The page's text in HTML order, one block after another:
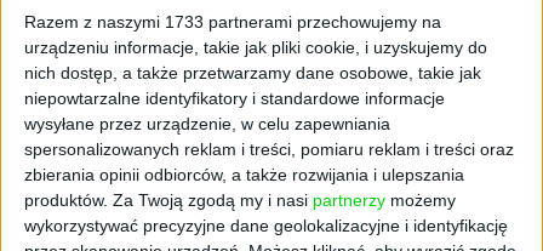
Razem z naszymi 1733 partnerami przechowujemy na
urządzeniu informacje, takie jak pliki cookie, i uzyskujemy do
nich dostęp, a także przetwarzamy dane osobowe, takie jak
niepowtarzalne identyfikatory i standardowe informacje
wysyłane przez urządzenie, w celu zapewniania
spersonalizowanych reklam i treści, pomiaru reklam i treści oraz
zbierania opinii odbiorców, a także rozwijania i ulepszania
produktów. Za Twoją zgodą my i nasi partnerzy możemy
wykorzystywać precyzyjne dane geolokalizacyjne i identyfikację
Od 2019 roku inhire.io publikuje raport IT
Market Snapshot, cyklicznie podsumowujący
sytuację branży IT, skupiając szczególną
uwagę na sytuacji zarobkowej. Z danych
opublikowanych w ostatnim zestawieniu
wynika, że pozycja IT na rynku jest wciąż
silna, a tendencja wzrostowa - zarówno w
zakresie liczby publikowanych ogłoszeń czy